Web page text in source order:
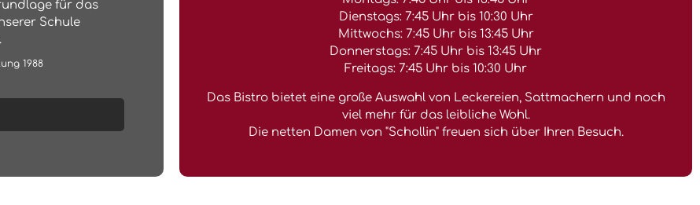
für das
Schule
1988
Dienstags: 7:45 Uhr bis 10:30 Uhr
Mittwochs: 7:45 Uhr bis 13:45 Uhr
Donnerstags: 7:45 Uhr bis 13:45 Uhr
Freitags: 7:45 Uhr bis 10:30 Uhr
Das Bistro bietet eine große Auswahl von Leckereien, Sattmachern und noch
viel mehr für das leibliche Wohl.
Die netten Damen von "Schollin" freuen sich über Ihren Besuch.